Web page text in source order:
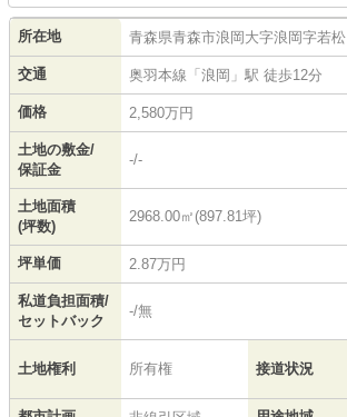
所在地 青森県青森市浪岡大字浪岡字若松
交通 奥羽本線 「 浪岡 」駅 徒歩12分
価格 2,580万円
土地の敷金/
保証金
-/-
土地面積
(坪数)
2968.00㎡(897.81坪)
坪単価 2.87万円
私道負担面積/
セットバック
-/無
土地権利 所有権 接道状況